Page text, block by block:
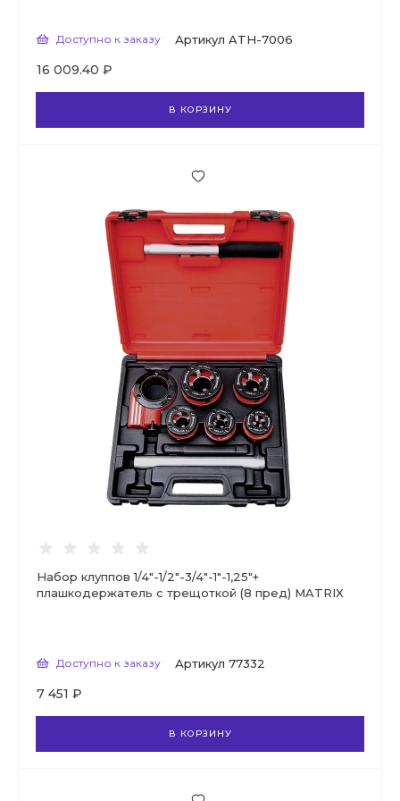
Доступно к заказу Артикул ATH-7006
16 009.40 ₽
В КОРЗИНУ
Набор клуппов 1/4"-1/2"-3/4"-1"-1,25"+
плашкодержатель с трещоткой (8 пред) MATRIX
Доступно к заказу Артикул 77332
7 451 ₽
В КОРЗИНУ